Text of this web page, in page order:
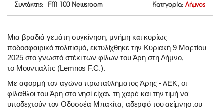
Συντάκτης: FM 100 Newsroom Κατηγορία: Λήμνος
Μια βραδιά γεμάτη συγκίνηση, μνήμη και κυρίως
ποδοσφαιρικό πολιτισμό, εκτυλίχθηκε την Κυριακή 9 Μαρτίου
2025 στο γνωστό στέκι των φίλων του Άρη στη Λήμνο,
το Μουντιαλίτο (Lemnos F.C.).
Με αφορμή τον αγώνα πρωταθλήματος Άρης - ΑΕΚ, οι
φίλαθλοι του Άρη στο νησί είχαν τη χαρά και την τιμή να
υποδεχτούν τον Οδυσσέα Μπακίτα, αδερφό του αείμνηστου